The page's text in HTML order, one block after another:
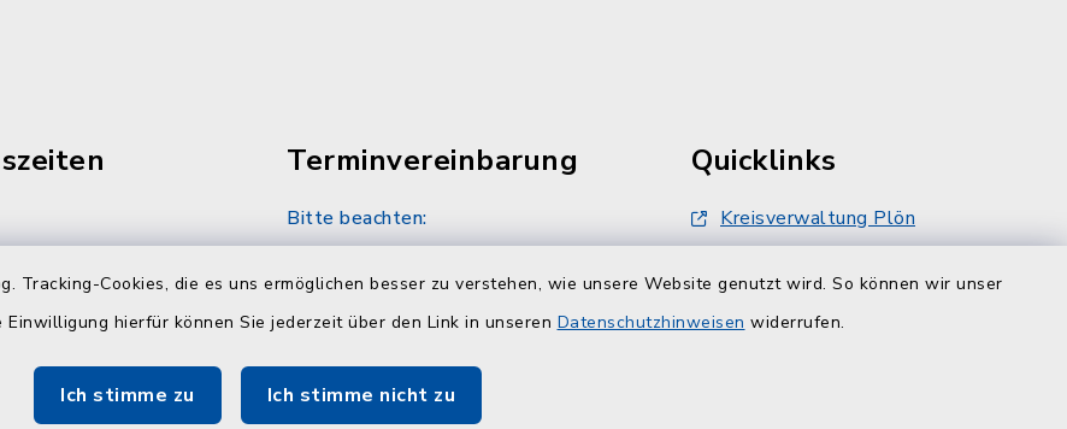
Tracking-Cookies, die es uns ermöglichen besser zu verstehen, wie unsere Website genutzt wird. So können wir unser
hierfür können Sie jederzeit über den Link in unseren Datenschutzhinweisen widerrufen.
Ich stimme zu Ich stimme nicht zu
Terminvereinbarung
Bitte beachten:
nach telefonischer Vereinbarung
unter 04384 5979-11 oder -12
Quicklinks
Kreisverwaltung Plön
Touristinfo Hohwachter Bucht
ZuFiSH